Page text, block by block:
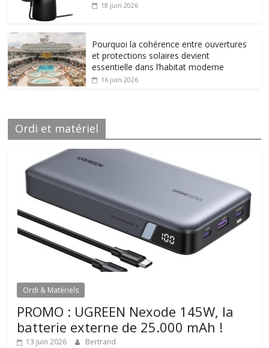
18 juin 2026
Pourquoi la cohérence entre ouvertures
et protections solaires devient
essentielle dans l’habitat moderne
16 juin 2026
Ordi et matériel
Ordi & Matériels
PROMO : UGREEN Nexode 145W, la
batterie externe de 25.000 mAh !
13 juin 2026 Bertrand